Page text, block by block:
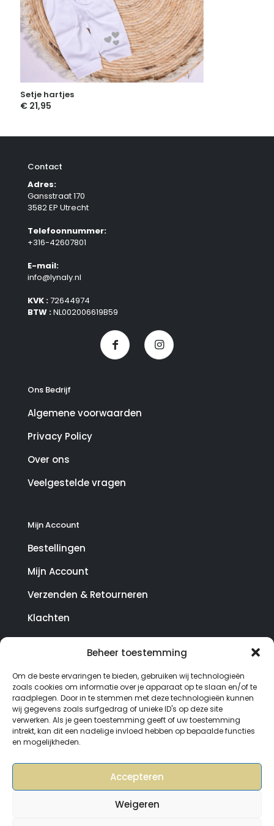
Beheer toestemming
Om de beste ervaringen te bieden, gebruiken wij technologieën
zoals cookies om informatie over je apparaat op te slaan en/of te
raadplegen. Door in te stemmen met deze technologieën kunnen
wij gegevens zoals surfgedrag of unieke ID's op deze site
verwerken. Als je geen toestemming geeft of uw toestemming
intrekt, kan dit een nadelige invloed hebben op bepaalde functies
en mogelijkheden.
Accepteren
Weigeren
Setje hartjes
€ 21,95
Contact
Adres:
Gansstraat 170
3582 EP Utrecht
Telefoonnummer:
+316-42607801
E-mail:
info@lynaly.nl
KVK :72644974
BTW :NL002006619B59
Ons Bedrijf
Algemene voorwaarden
Privacy Policy
Over ons
Veelgestelde vragen
Mijn Account
Bestellingen
Mijn Account
Verzenden & Retourneren
Klachten
© Copyright SterrenHosting 2021-2026 - In opdracht
van Lynaly.nl